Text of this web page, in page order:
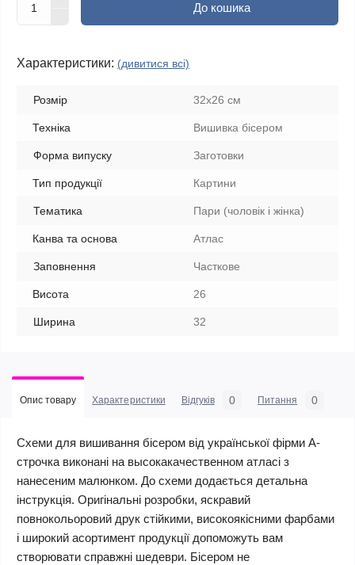
До кошика
Характеристики: (дивитися всі)
Розмір 32х26 см
Техніка Вишивка бісером
Форма випуску Заготовки
Тип продукції Картини
Тематика Пари (чоловік і жінка)
Канва та основа Атлас
Заповнення Часткове
Висота 26
Ширина 32
Опис товару Характеристики Відгуків 0 Питання 0
Схеми для вишивання бісером від української фірми А-
строчка виконані на высокакачественном атласі з
нанесеним малюнком. До схеми додається детальна
інструкція. Оригінальні розробки, яскравий
повнокольоровий друк стійкими, високоякісними фарбами
і широкий асортимент продукції допоможуть вам
створювати справжні шедеври. Бісером не